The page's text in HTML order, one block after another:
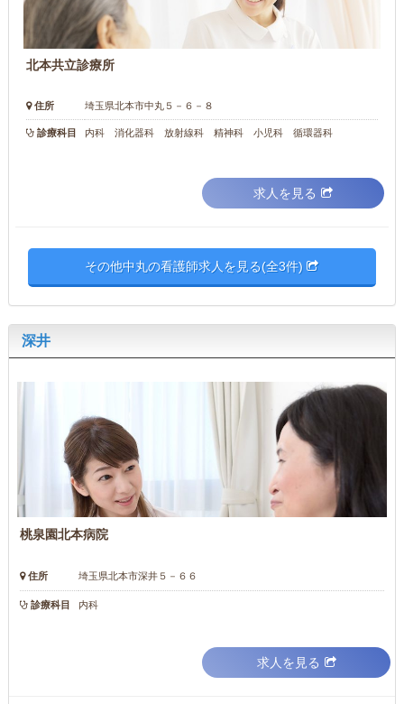
北本共立診療所
住所 埼玉県北本市中丸５－６－８
診療科目 内科 消化器科 放射線科 精神科 小児科 循環器科
求人を見る
その他中丸の看護師求人を見る(全3件)
深井
桃泉園北本病院
住所 埼玉県北本市深井５－６６
診療科目 内科
求人を見る